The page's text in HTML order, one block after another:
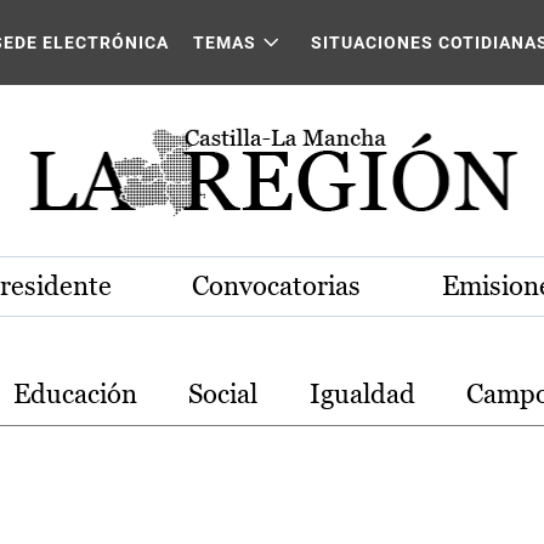
La Mancha
ELECTRÓNICA TEMAS SITUACIONES
Convocatorias
Educación Social Igualdad